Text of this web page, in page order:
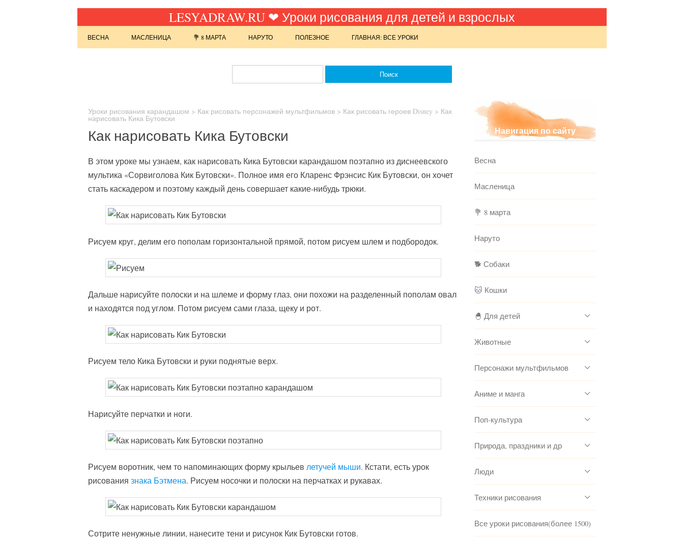
LESYADRAW.RU ❤ Уроки рисования для детей и взрослых
ВЕСНА МАСЛЕНИЦА 💐 8 МАРТА НАРУТО ПОЛЕЗНОЕ ГЛАВНАЯ: ВСЕ УРОКИ
Уроки рисования карандашом > Как рисовать персонажей мультфильмов > Как рисовать героев Disney > Как
нарисовать Кика Бутовски
Как нарисовать Кика Бутовски
В этом уроке мы узнаем, как нарисовать Кика Бутовски карандашом поэтапно из диснеевского
мультика «Сорвиголова Кик Бутовски». Полное имя его Кларенс Фрэнсис Кик Бутовски, он хочет
стать каскадером и поэтому каждый день совершает какие-нибудь трюки.
Рисуем круг, делим его пополам горизонтальной прямой, потом рисуем шлем и подбородок.
Дальше нарисуйте полоски и на шлеме и форму глаз, они похожи на разделенный пополам овал
и находятся под углом. Потом рисуем сами глаза, щеку и рот.
Рисуем тело Кика Бутовски и руки поднятые верх.
Нарисуйте перчатки и ноги.
Рисуем воротник, чем то напоминающих форму крыльев летучей мыши. Кстати, есть урок
рисования знака Бэтмена. Рисуем носочки и полоски на перчатках и рукавах.
Сотрите ненужные линии, нанесите тени и рисунок Кик Бутовски готов.
Навигация по сайту
Весна
Масленица
💐 8 марта
Наруто
🐕 Собаки
🐱 Кошки
🐣 Для детей
Животные
Персонажи мультфильмов
Аниме и манга
Поп-культура
Природа, праздники и др
Люди
Техники рисования
Все уроки рисования(более 1500)